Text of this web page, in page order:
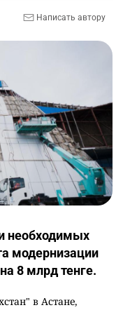
Написать автору
необходимых
модернизации
8 млрд тенге.
в Астане,